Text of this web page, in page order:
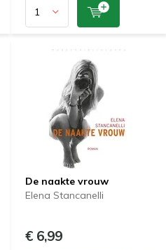
De naakte vrouw
Elena Stancanelli
€ 6,99